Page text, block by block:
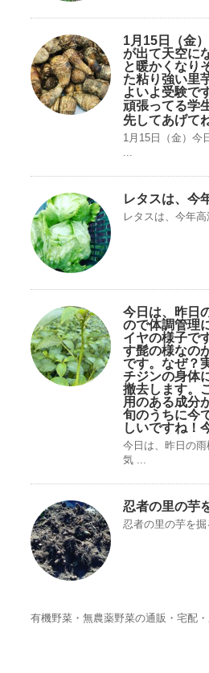
1月15日（金
が出て天空に
と暖かくなり
た粘り強い里
よいよ受験で
頑張ってる学
先してあげて
1月15日（金）今
レタスは、今
レタスは、今年高
今日は、昨日
ので体調管理
イヤの様子で
す髭の様なの
です。なぜ？
チジンの身体
撤去します。
用のある成分
旬のうちに今
しいですね！
今日は、昨日の
気 ...
忍者の里の芋
忍者の里の芋を掘
有機野菜・無農薬野菜の通販・宅配